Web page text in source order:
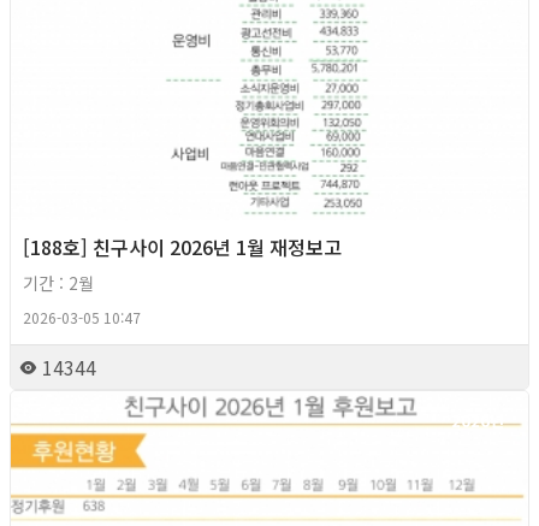
[188호] 친구사이 2026년 1월 재정보고
기간 : 2월
2026-03-05 10:47
14344
2026년